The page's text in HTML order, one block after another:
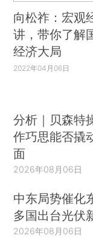
向松祚：宏观
讲，带你了解
经济大局
2022年04月06日
分析｜贝森特
作巧思能否撬
面
2026年08月06日
中东局势催化
多国出台光伏
2026年08月06日